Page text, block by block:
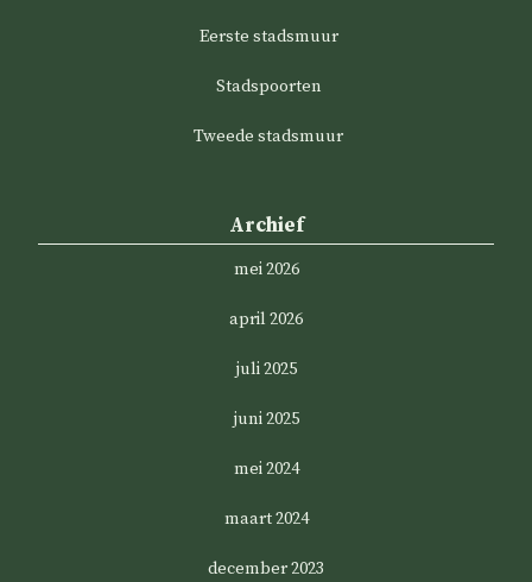
Eerste stadsmuur
Stadspoorten
Tweede stadsmuur
Archief
mei 2026
april 2026
juli 2025
juni 2025
mei 2024
maart 2024
december 2023